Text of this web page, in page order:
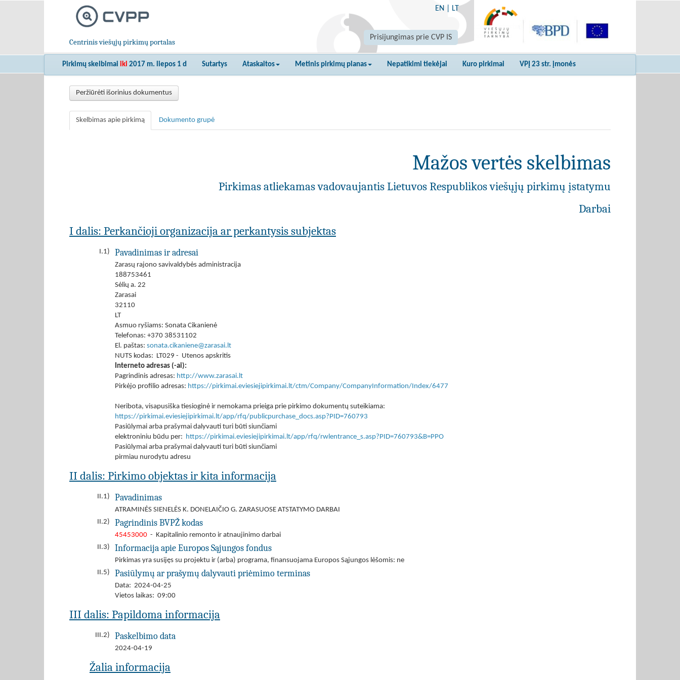
Centrinis viešųjų pirkimų portalas
EN LT
Prisijungimas prie CVP IS
Pirkimų skelbimai iki 2017 m. liepos 1 d Sutartys Ataskaitos Metinis pirkimų planas Nepatikimi tiekėjai Kuro pirkimai VPĮ 23 str. įmonės
Peržiūrėti išorinius dokumentus
Skelbimas apie pirkimą Dokumento grupė
Mažos vertės skelbimas
Pirkimas atliekamas vadovaujantis Lietuvos Respublikos viešųjų pirkimų įstatymu
Darbai
I dalis: Perkančioji organizacija ar perkantysis subjektas
I.1) Pavadinimas ir adresai
Zarasų rajono savivaldybės administracija
188753461
Sėlių a. 22
Zarasai
32110
LT
Asmuo ryšiams: Sonata Cikanienė
Telefonas: +370 38531102
El. paštas: sonata.cikaniene@zarasai.lt
NUTS kodas: LT029 - Utenos apskritis
Interneto adresas (-ai):
Pagrindinis adresas: http://www.zarasai.lt
Pirkėjo profilio adresas: https://pirkimai.eviesiejipirkimai.lt/ctm/Company/CompanyInformation/Index/6477
Neribota, visapusiška tiesioginė ir nemokama prieiga prie pirkimo dokumentų suteikiama:
https://pirkimai.eviesiejipirkimai.lt/app/rfq/publicpurchase_docs.asp?PID=760793
Pasiūlymai arba prašymai dalyvauti turi būti siunčiami
elektroniniu būdu per: https://pirkimai.eviesiejipirkimai.lt/app/rfq/rwlentrance_s.asp?PID=760793&B=PPO
Pasiūlymai arba prašymai dalyvauti turi būti siunčiami
pirmiau nurodytu adresu
II dalis: Pirkimo objektas ir kita informacija
II.1) Pavadinimas
ATRAMINĖS SIENELĖS K. DONELAIČIO G. ZARASUOSE ATSTATYMO DARBAI
II.2)
Pagrindinis BVPŽ kodas
45453000 - Kapitalinio remonto ir atnaujinimo darbai
II.3)
Informacija apie Europos Sąjungos fondus
Pirkimas yra susijęs su projektu ir (arba) programa, finansuojama Europos Sąjungos lėšomis: ne
II.5)
Pasiūlymų ar prašymų dalyvauti priėmimo terminas
Data: 2024-04-25
Vietos laikas: 09:00
III dalis: Papildoma informacija
III.2) Paskelbimo data
2024-04-19
Žalia informacija